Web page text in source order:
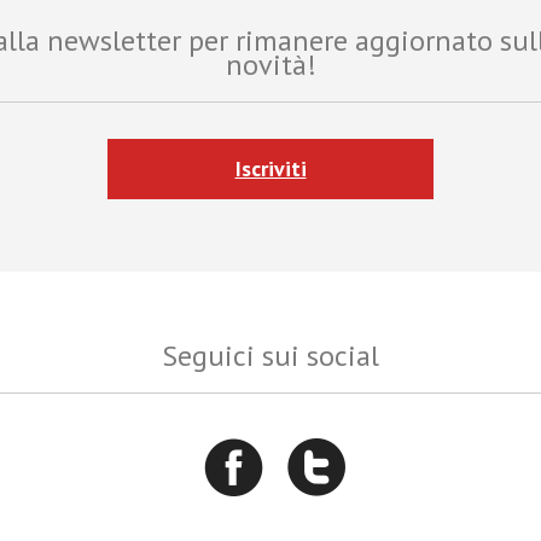
newsletter per rimanere aggiornato
novità!
Iscriviti
Seguici sui social